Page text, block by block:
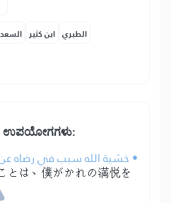
ابن كثير الطبري
ಉಪಯೋಗಗಳು:
• خشية الله سبب في رضاه
とは、僕がかれの満悦を